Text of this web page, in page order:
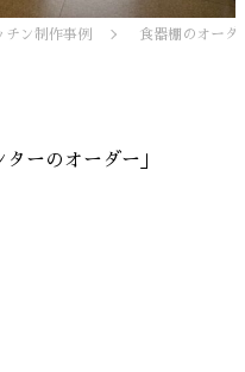
チン制作事例 食器棚のオーダ
ーのオーダー」